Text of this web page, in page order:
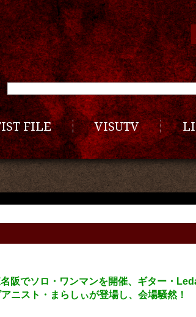
FILE VISUTV
阪でソロ・ワンマンを開催、ギター・
ニスト・まらしぃが登場し、会場騒然！